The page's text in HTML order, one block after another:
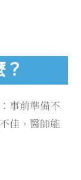
事前準備不
佳、醫師能